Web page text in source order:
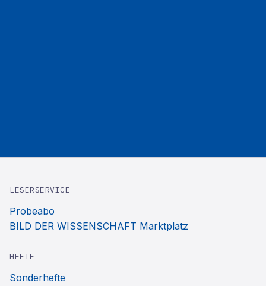
LESERSERVICE
Probeabo
BILD DER WISSENSCHAFT Marktplatz
HEFTE
Sonderhefte